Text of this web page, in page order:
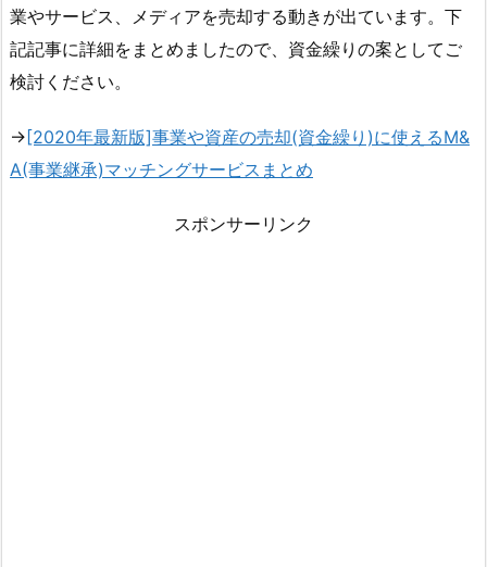
業やサービス、メディアを売却する動きが出ています。下
記記事に詳細をまとめましたので、資金繰りの案としてご
検討ください。
→[2020年最新版]事業や資産の売却(資金繰り)に使えるM&
A(事業継承)マッチングサービスまとめ
スポンサーリンク